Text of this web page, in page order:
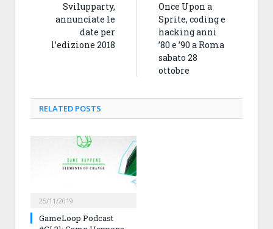
Svilupparty,
annunciate le
date per
l’edizione 2018
Once Upon a
Sprite, coding e
hacking anni
’80 e ’90 a Roma
sabato 28
ottobre
RELATED POSTS
25/11/2019
GameLoop Podcast